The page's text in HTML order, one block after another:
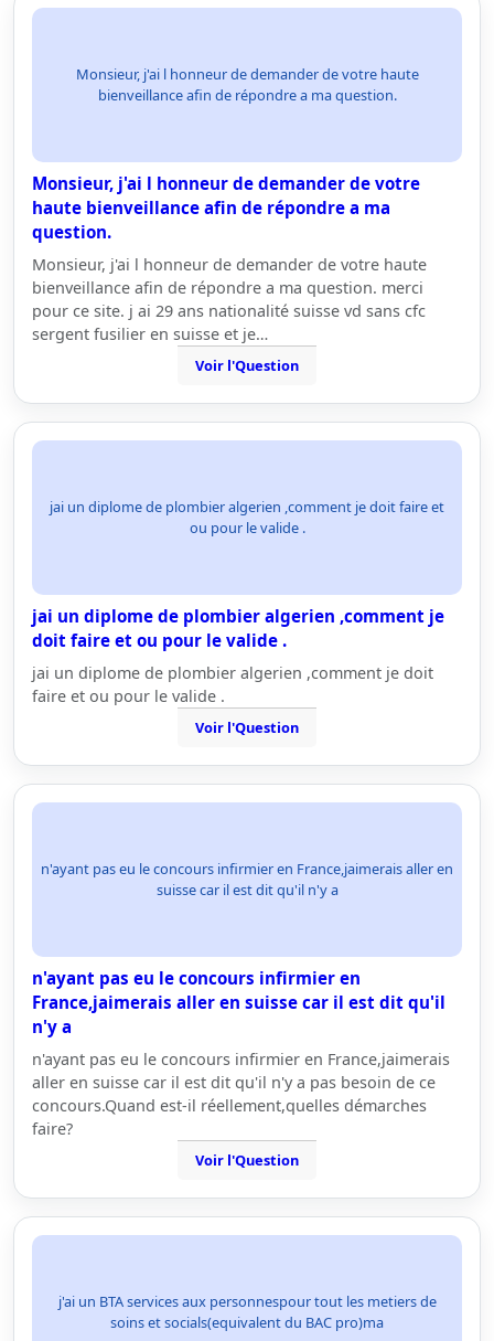
Monsieur, j'ai l honneur de demander de votre haute
bienveillance afin de répondre a ma question.
Monsieur, j'ai l honneur de demander de votre
haute bienveillance afin de répondre a ma
question.
Monsieur, j'ai l honneur de demander de votre haute
bienveillance afin de répondre a ma question. merci
pour ce site. j ai 29 ans nationalité suisse vd sans cfc
sergent fusilier en suisse et je…
Voir l'Question
jai un diplome de plombier algerien ,comment je doit faire et
ou pour le valide .
jai un diplome de plombier algerien ,comment je
doit faire et ou pour le valide .
jai un diplome de plombier algerien ,comment je doit
faire et ou pour le valide .
Voir l'Question
n'ayant pas eu le concours infirmier en France,jaimerais aller en
suisse car il est dit qu'il n'y a
n'ayant pas eu le concours infirmier en
France,jaimerais aller en suisse car il est dit qu'il
n'y a
n'ayant pas eu le concours infirmier en France,jaimerais
aller en suisse car il est dit qu'il n'y a pas besoin de ce
concours.Quand est-il réellement,quelles démarches
faire?
Voir l'Question
j'ai un BTA services aux personnespour tout les metiers de
soins et socials(equivalent du BAC pro)ma